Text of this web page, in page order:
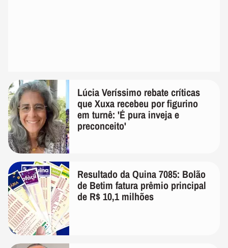
Lúcia Veríssimo rebate críticas
que Xuxa recebeu por figurino
em turnê: 'É pura inveja e
preconceito'
Resultado da Quina 7085: Bolão
de Betim fatura prêmio principal
de R$ 10,1 milhões